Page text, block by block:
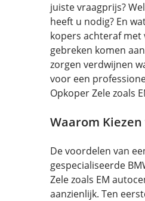
juiste vraagprijs?
heeft u nodig? En
kopers achteraf met
gebreken komen
zorgen verdwijnen
voor een
Opkoper Zele zoals
Waarom
De voordelen van
gespecialiseerde
Zele zoals EM
aanzienlijk. Ten